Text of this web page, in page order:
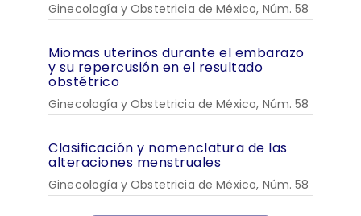
Ginecología y Obstetricia de México, Núm. 58
Miomas uterinos durante el embarazo
y su repercusión en el resultado
obstétrico
Ginecología y Obstetricia de México, Núm. 58
Clasificación y nomenclatura de las
alteraciones menstruales
Ginecología y Obstetricia de México, Núm. 58